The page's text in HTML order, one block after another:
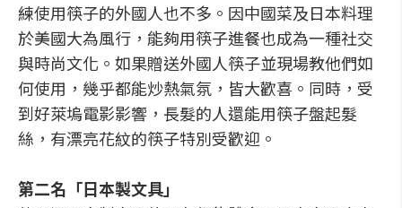
練使用筷子的外國人也不多。因中國菜及日本料理
於美國大為風行，能夠用筷子進餐也成為一種社交
與時尚文化。如果贈送外國人筷子並現場教他們如
何使用，幾乎都能炒熱氣氛，皆大歡喜。同時，受
到好萊塢電影影響，長髮的人還能用筷子盤起髮
絲，有漂亮花紋的筷子特別受歡迎。
第二名「日本製文具」